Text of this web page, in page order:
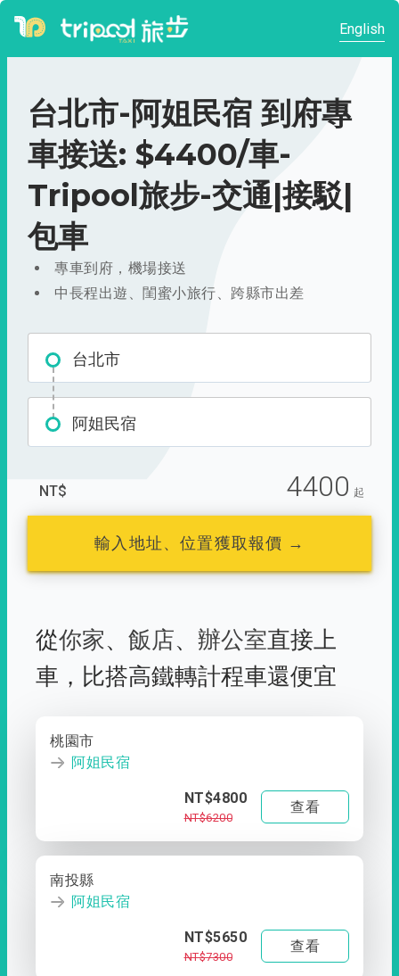
English
台北市-阿姐民宿 到府專
車接送: $4400/車-
Tripool旅步-交通|接駁|
包車
專車到府，機場接送
中長程出遊、閨蜜小旅行、跨縣市出差
台北市
阿姐民宿
NT$ 4400 起
輸入地址、位置獲取報價 →
從你家、 飯店、 辦公室直接上
車， 比搭高鐵轉計程車還便宜
桃園市
阿姐民宿
NT$4800
NT$6200
查看
南投縣
阿姐民宿
NT$5650
NT$7300
查看